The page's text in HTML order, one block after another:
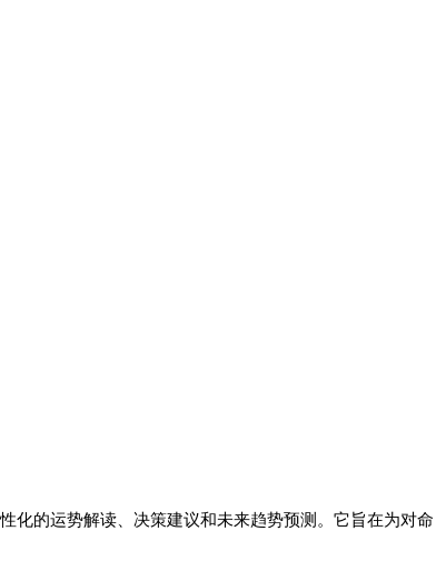
化的运势解读、决策建议和未来趋势预测。它旨在为对命